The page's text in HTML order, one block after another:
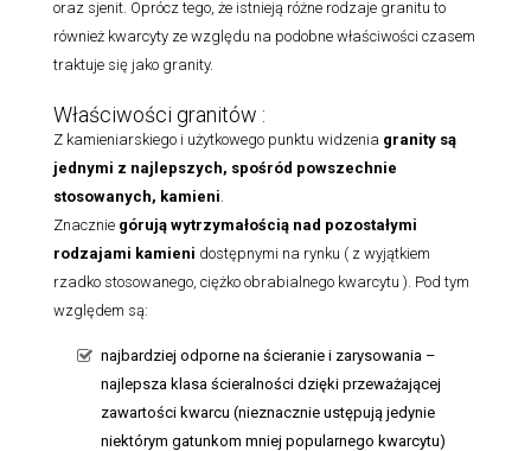
oraz sjenit. Oprócz tego, że istnieją różne rodzaje granitu to
również kwarcyty ze względu na podobne właściwości czasem
traktuje się jako granity.
Właściwości granitów :
Z kamieniarskiego i użytkowego punktu widzenia granity są
jednymi z najlepszych, spośród powszechnie
stosowanych, kamieni
Znacznie górują wytrzymałością nad pozostałymi
rodzajami kamieni dostępnymi na rynku ( z wyjątkiem
rzadko stosowanego, ciężko obrabialnego kwarcytu ). Pod tym
względem są:
najbardziej odporne na ścieranie i zarysowania –
najlepsza klasa ścieralności dzięki przeważającej
zawartości kwarcu (nieznacznie ustępują jedynie
niektórym gatunkom mniej popularnego kwarcytu)